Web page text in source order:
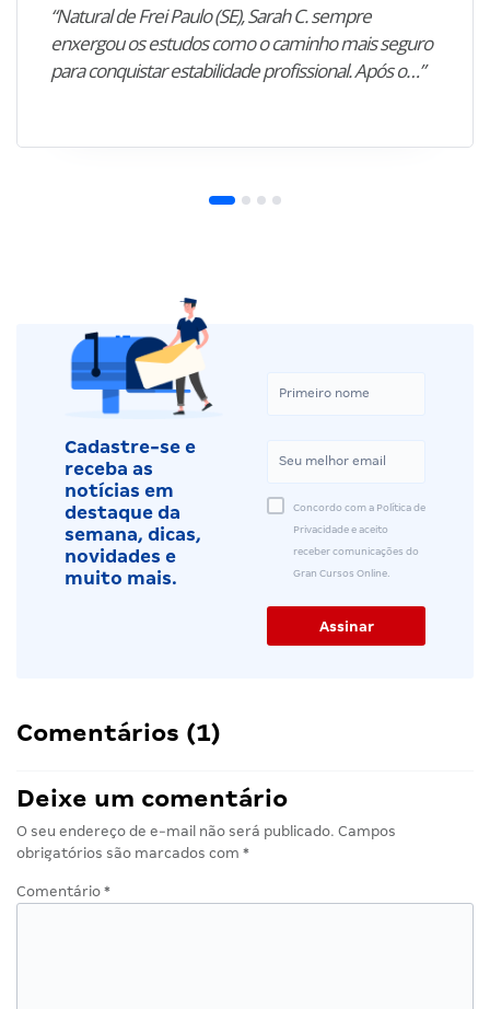
“Natural de Frei Paulo (SE), Sarah C. sempre
enxergou os estudos como o caminho mais seguro
para conquistar estabilidade profissional. Após o…”
Cadastre-se e
receba as
notícias em
destaque da
semana, dicas,
novidades e
muito mais.
Concordo com a Política de
Privacidade e aceito
receber comunicações do
Gran Cursos Online.
Comentários (1)
Deixe um comentário
O seu endereço de e-mail não será publicado. Campos
obrigatórios são marcados com *
Comentário *